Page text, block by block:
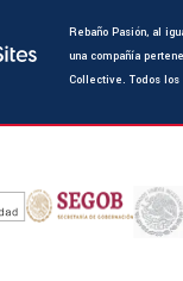
Rebaño Pasión, al
una compañía
Collective. Todos